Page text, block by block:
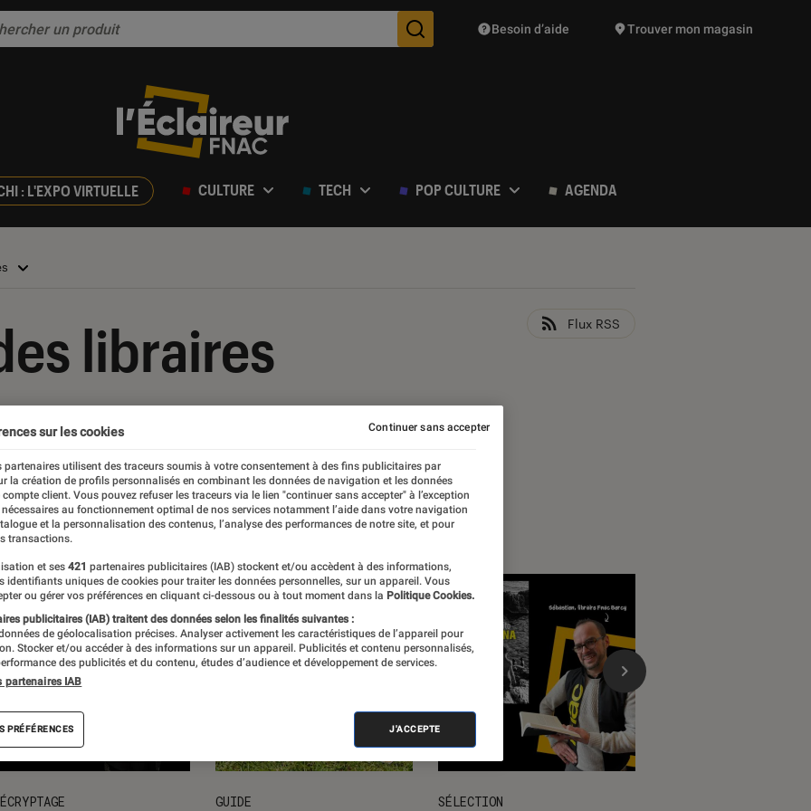
Des suggestions de produits vont vous être proposées
Besoin d’aide Trouver mon magasin
: L'EXPO VIRTUELLE CULTURE TECH POP CULTURE AGENDA
libraires Flux RSS
Loisirs & vie pratique
GUIDE SÉLECTION
sur les cookies
partenaires utilisent des traceurs soumis à votre consentement à des fins publicitaires par
la création de profils personnalisés en combinant les données de navigation et les données
compte client. Vous pouvez refuser les traceurs via le lien "continuer sans accepter" à l’exception
au fonctionnement optimal de nos services notamment l’aide dans votre navigation
et la personnalisation des contenus, l’analyse des performances de notre site, et pour
transactions.
et ses 421 partenaires publicitaires (IAB) stockent et/ou accèdent à des informations,
identifiants uniques de cookies pour traiter les données personnelles, sur un appareil. Vous
ou gérer vos préférences en cliquant ci-dessous ou à tout moment dans la Politique Cookies.
publicitaires (IAB) traitent des données selon les finalités suivantes :
de géolocalisation précises. Analyser activement les caractéristiques de l’appareil pour
Stocker et/ou accéder à des informations sur un appareil. Publicités et contenu personnalisés,
des publicités et du contenu, études d’audience et développement de services.
partenaires IAB
PRÉFÉRENCES J'ACCEPTE
Continuer sans accepter